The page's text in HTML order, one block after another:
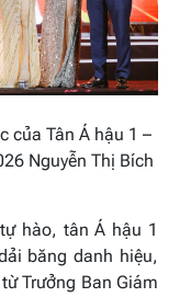
của Tân Á hậu 1 –
Nguyễn Thị Bích
hào, tân Á hậu 1
băng danh hiệu,
từTrưởng Ban Giám